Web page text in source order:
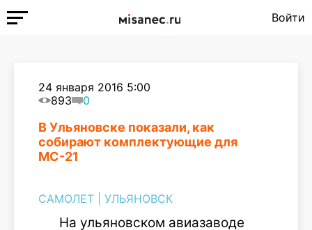
Войти
24 января 2016 5:00
893
0
В Ульяновске показали, как
собирают комплектующие для
МС-21
САМОЛЕТ УЛЬЯНОВСК
На ульяновском авиазаводе